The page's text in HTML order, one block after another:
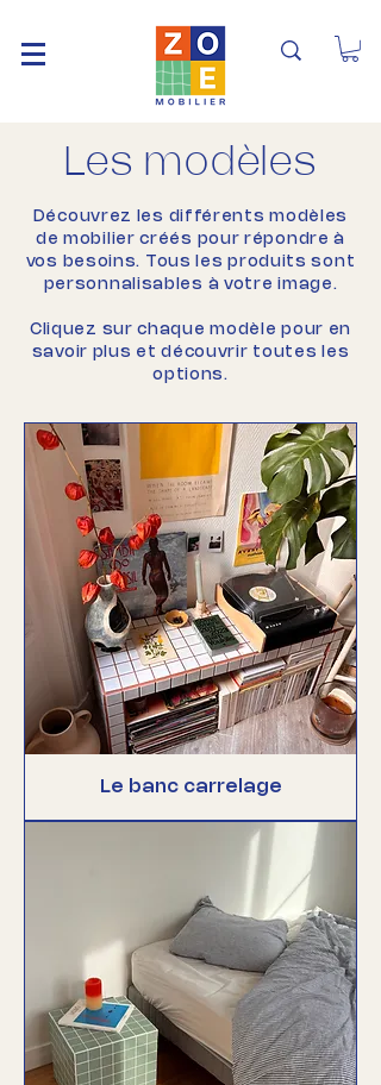
Les modèles
Découvrez les différents modèles
de mobilier créés pour répondre à
vos besoins. Tous les produits sont
personnalisables à votre image.
Cliquez sur chaque modèle pour en
savoir plus et découvrir toutes les
options.
Le banc carrelage